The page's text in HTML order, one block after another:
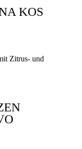
KOS
Zitrus- und